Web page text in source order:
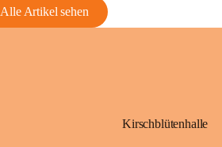
Alle Artikel sehen
Kirschblütenhalle